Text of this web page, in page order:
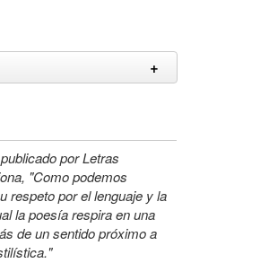
por Letras
"Como podemos
respeto por el lenguaje y la
la poesía respira en una
de un sentido próximo a